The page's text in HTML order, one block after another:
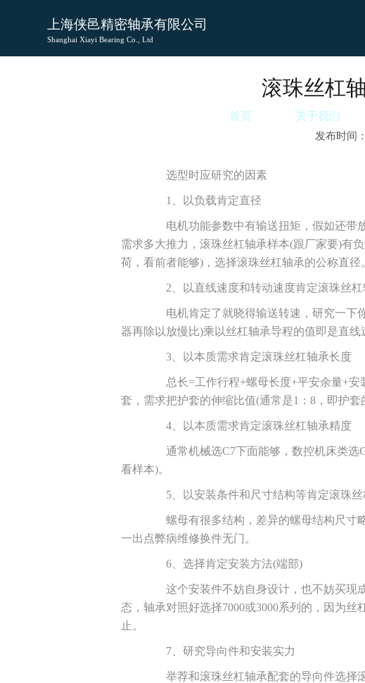
上海侠邑精密轴承有限公司
Shanghai Xiayi Bearing Co., Ltd
首页 关于我们
滚珠丝杠
发布时间
选型时应研究的因素
1、以负载肯定直径
电机功能参数中有输送扭矩，假如还带
需求多大推力，滚珠丝杠轴承样本(跟厂家要)有
荷，看前者能够)，选择滚珠丝杠轴承的公称直径
2、以直线速度和转动速度肯定滚珠丝杠
电机肯定了就晓得输送转速，研究一下
器再除以放慢比)乘以丝杠轴承导程的值即是直线
3、以本质需求肯定滚珠丝杠轴承长度
总长=工作行程+螺母长度+平安余量+安
套，需求把护套的伸缩比值(通常是1：8，即护套
4、以本质需求肯定滚珠丝杠轴承精度
通常机械选C7下面能够，数控机床类选
看样本)。
5、以安装条件和尺寸结构等肯定滚珠丝
螺母有很多结构，差异的螺母结构尺寸
一出点弊病维修换件无门。
6、选择肯定安装方法(端部)
这个安装件不妨自身设计，也不妨买现
态，轴承对照好选择7000或3000系列的，因为
止。
7、研究导向件和安装实力
举荐和滚珠丝杠轴承配套的导向件选择